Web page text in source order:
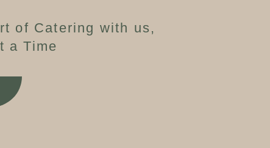
of Catering with us,
a Time